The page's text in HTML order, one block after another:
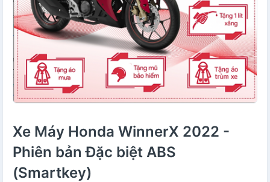
Xe Máy Honda WinnerX 2022 -
Phiên bản Đặc biệt ABS
(Smartkey)